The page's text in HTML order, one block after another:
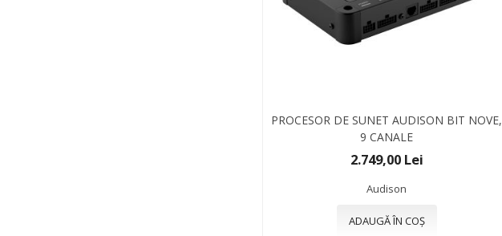
PROCESOR DE SUNET AUDISON BIT NOVE,
9 CANALE
2.749,00 Lei
Audison
ADAUGĂ ÎN COȘ